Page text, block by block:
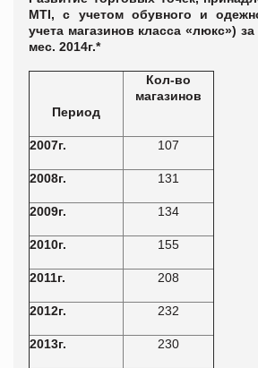
MTI, с учетом обувного и
учета магазинов класса «люкс»)
мес. 2014г.*
Период
Кол-во
магазинов
2007г. 107
2008г. 131
2009г. 134
2010г. 155
2011г. 208
2012г. 232
2013г. 230